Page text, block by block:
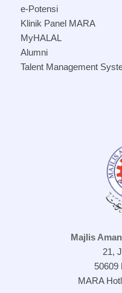
e-Potensi
Klinik Panel MARA
MyHALAL
Alumni
Talent Management
Majlis
21,
50609
MARA